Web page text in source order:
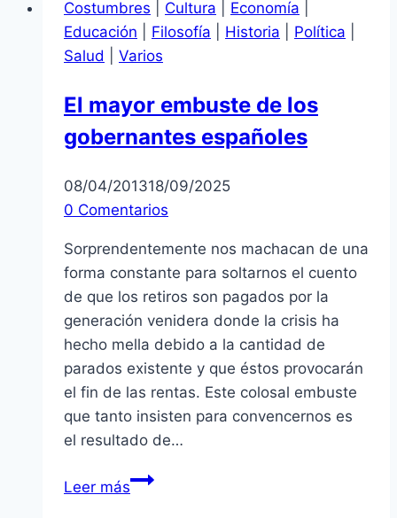
Costumbres Cultura Economía
Educación
Filosofía Historia Política
Salud
Varios
El mayor embuste de los
gobernantes españoles
08/04/201318/09/2025
0 Comentarios
Sorprendentemente nos machacan de una
forma constante para soltarnos el cuento
de que los retiros son pagados por la
generación venidera donde la crisis ha
hecho mella debido a la cantidad de
parados existente y que éstos provocarán
el fin de las rentas. Este colosal embuste
que tanto insisten para convencernos es
el resultado de…
Leer másEl